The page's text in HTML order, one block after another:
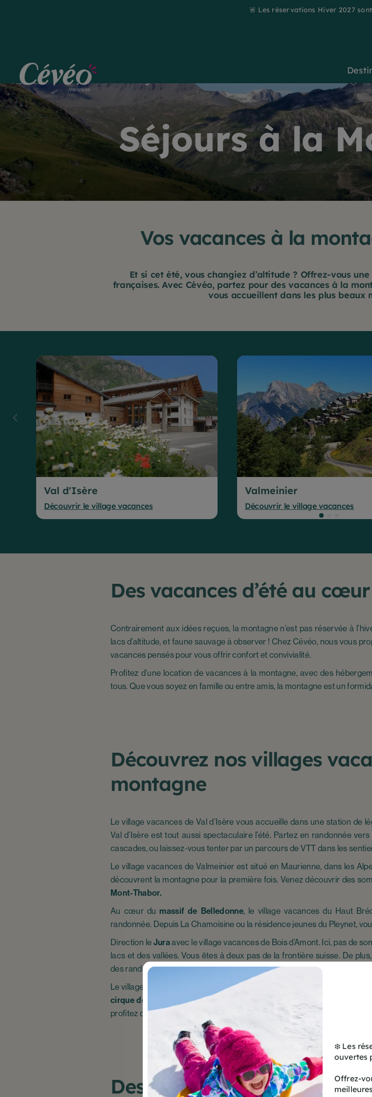
❄️ Les
ouvertes
Offrez-
🚨 Les réservations Hiver 2027
Accueil Séjours à la Montagne
Séjours à la
Vos vacances à la
Et si cet été, vous changiez d’altitude ? Offrez-vous
françaises. Avec Cévéo, partez pour des vacances à la
vous accueillent dans les plus beaux
Val d'Isère
Découvrir le village vacances
Valmeinier
Découvrir le village vacances
Des vacances d’été au
Contrairement aux idées reçues, la montagne n’est pas réservée à
lacs d’altitude, et faune sauvage à observer ! Chez Cévéo, nous vous
vacances pensés pour vous offrir confort et convivialité.
Profitez d’une location de vacances à la montagne, avec des
tous. Que vous soyez en famille ou entre amis, la montagne est un
Découvrez nos villages
montagne
Le village vacances de Val d’Isère vous accueille dans une station de
Val d’Isère est tout aussi spectaculaire l’été. Partez en randonnée vers
cascades, ou laissez-vous tenter par un parcours de VTT dans les
Le village vacances de Valmeinier est situé en Maurienne, dans les
découvrent la montagne pour la première fois. Venez découvrir des
Mont-Thabor.
Au cœur dumassif de Belledonne, le village vacances du Haut
randonnée. Depuis La Chamoisine ou la résidence jeunes du Pleynet,
Direction le Juraavec le village vacances de Bois d’Amont. Ici, pas de
lacs et des vallées. Vous êtes à deux pas de la frontière suisse. De
des randonnées pour découvrir les paysages jurassiens.
Le village vacances de Luz-Saint-Sauveur, dans les
,
cirque de Gavarnie
, lePic du Midi
Dans ce
profitez d’un moment de calme.
Des activités variées